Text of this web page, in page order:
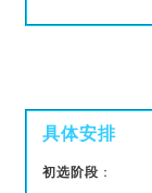
具体安排
初选阶段 ：